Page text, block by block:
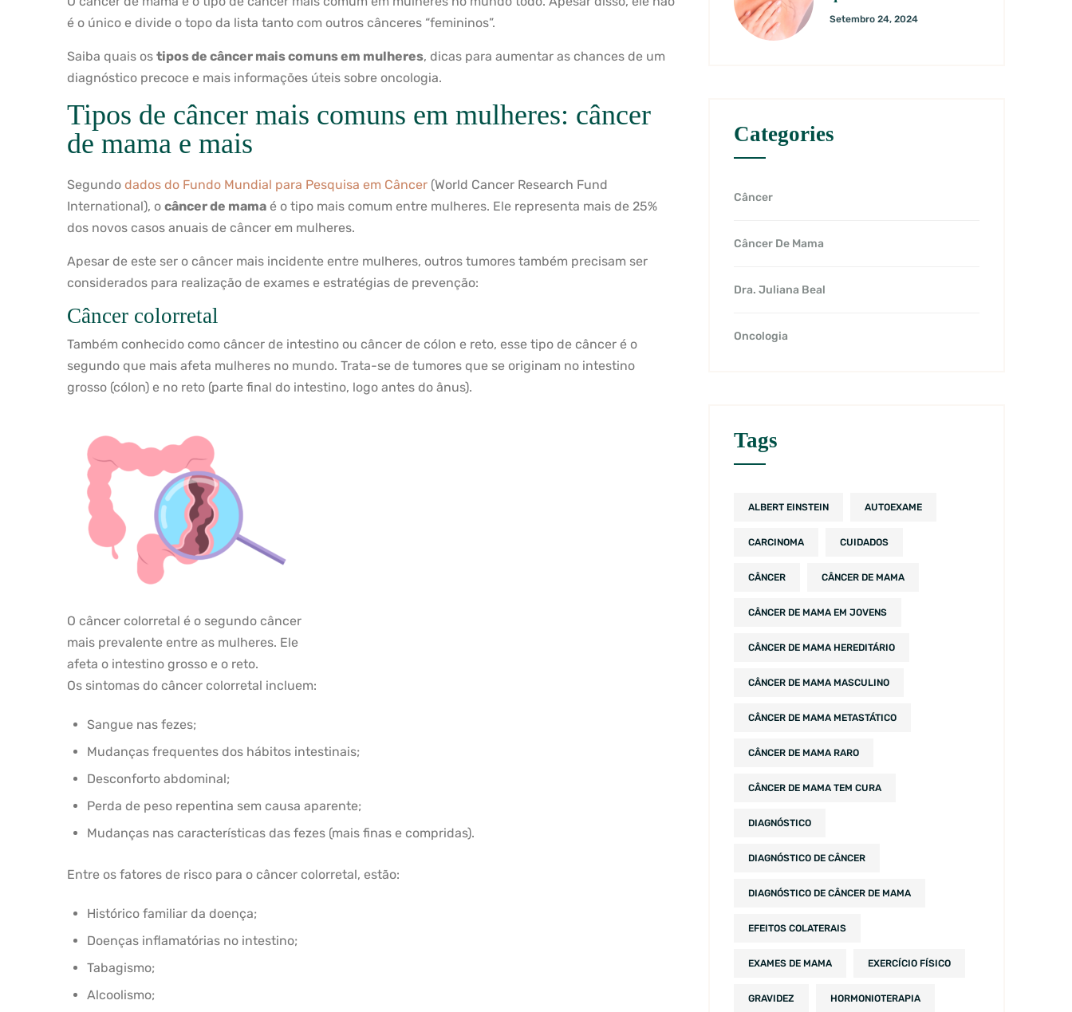
é o único e divide o topo da lista tanto com outros cânceres “femininos”.
Saiba quais os tipos de câncer mais comuns em mulheres, dicas para aumentar as chances de um
diagnóstico precoce e mais informações úteis sobre oncologia.
Tipos de câncer mais comuns em mulheres: câncer
de mama e mais
Segundo dados do Fundo Mundial para Pesquisa em Câncer (World Cancer Research Fund
International), o câncer de mama é o tipo mais comum entre mulheres. Ele representa mais de 25%
dos novos casos anuais de câncer em mulheres.
Apesar de este ser o câncer mais incidente entre mulheres, outros tumores também precisam ser
considerados para realização de exames e estratégias de prevenção:
Câncer colorretal
Também conhecido como câncer de intestino ou câncer de cólon e reto, esse tipo de câncer é o
segundo que mais afeta mulheres no mundo. Trata-se de tumores que se originam no intestino
grosso (cólon) e no reto (parte final do intestino, logo antes do ânus).
O câncer colorretal é o segundo câncer
mais prevalente entre as mulheres. Ele
afeta o intestino grosso e o reto.
Os sintomas do câncer colorretal incluem:
Sangue nas fezes;
Mudanças frequentes dos hábitos intestinais;
Desconforto abdominal;
Perda de peso repentina sem causa aparente;
Mudanças nas características das fezes (mais finas e compridas).
Entre os fatores de risco para o câncer colorretal, estão:
Histórico familiar da doença;
Doenças inflamatórias no intestino;
Tabagismo;
Alcoolismo;
Setembro 24, 2024
Categories
Câncer
Câncer De Mama
Dra. Juliana Beal
Oncologia
Tags
ALBERT EINSTEIN AUTOEXAME
CARCINOMA CUIDADOS
CÂNCER CÂNCER DE MAMA
CÂNCER DE MAMA EM JOVENS
CÂNCER DE MAMA HEREDITÁRIO
CÂNCER DE MAMA MASCULINO
CÂNCER DE MAMA METASTÁTICO
CÂNCER DE MAMA RARO
CÂNCER DE MAMA TEM CURA
DIAGNÓSTICO
DIAGNÓSTICO DE CÂNCER
DIAGNÓSTICO DE CÂNCER DE MAMA
EFEITOS COLATERAIS
EXAMES DE MAMA EXERCÍCIO FÍSICO
GRAVIDEZ HORMONIOTERAPIA